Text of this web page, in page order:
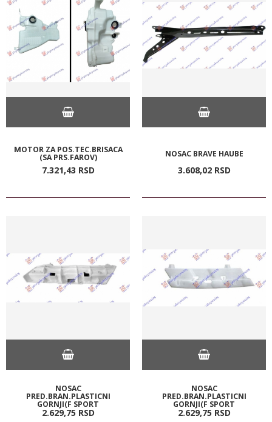
MOTOR ZA POS.TEC.BRISACA
(SA PRS.FAROV)
7.321,43 RSD
NOSAC BRAVE HAUBE
3.608,02 RSD
NOSAC
PRED.BRAN.PLASTICNI
GORNJI(F SPORT
2.629,75 RSD
NOSAC
PRED.BRAN.PLASTICNI
GORNJI(F SPORT
2.629,75 RSD